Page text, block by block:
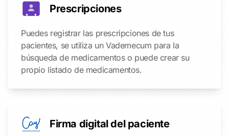
Prescripciones
Puedes registrar las prescripciones de tus
pacientes, se utiliza un Vademecum para la
búsqueda de medicamentos o puede crear su
propio listado de medicamentos.
Firma digital del paciente